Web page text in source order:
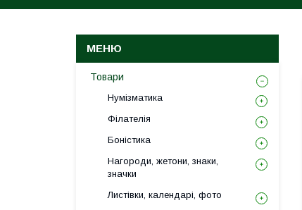
Товари
Нумізматика
Філателія
Боністика
Нагороди, жетони, знаки,
значки
Листівки, календарі, фото